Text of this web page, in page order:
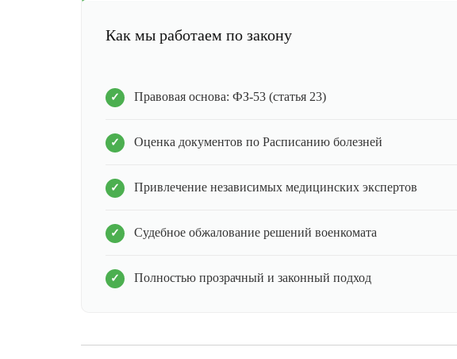
Как мы работаем по закону
Правовая основа: ФЗ-53 (статья 23)
Оценка документов по Расписанию болезней
Привлечение независимых медицинских экспертов
Судебное обжалование решений военкомата
Полностью прозрачный и законный подход